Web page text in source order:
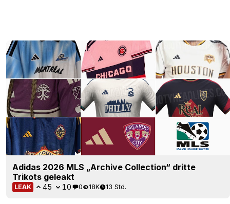
Adidas 2026 MLS „Archive Collection“ dritte
Trikots geleakt
LEAK 45 10 0 18K 13 Std.